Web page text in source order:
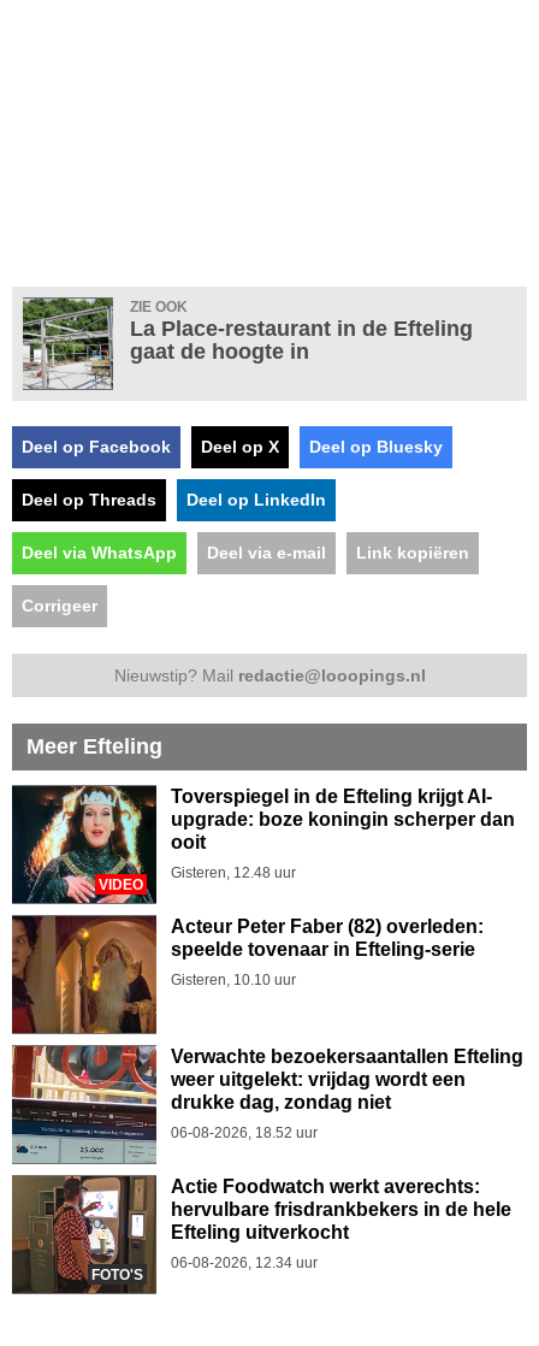
ZIE OOK
La Place-restaurant in de Efteling
gaat de hoogte in
Deel op Facebook Deel op X Deel op Bluesky
Deel op Threads Deel op LinkedIn
Deel via WhatsApp Deel via e-mail Link kopiëren
Corrigeer
Nieuwstip? Mail redactie@looopings.nl
Meer Efteling
VIDEO
Toverspiegel in de Efteling krijgt AI-
upgrade: boze koningin scherper dan
ooit
Gisteren, 12.48 uur
Acteur Peter Faber (82) overleden:
speelde tovenaar in Efteling-serie
Gisteren, 10.10 uur
Verwachte bezoekersaantallen Efteling
weer uitgelekt: vrijdag wordt een
drukke dag, zondag niet
06-08-2026, 18.52 uur
FOTO'S
Actie Foodwatch werkt averechts:
hervulbare frisdrankbekers in de hele
Efteling uitverkocht
06-08-2026, 12.34 uur